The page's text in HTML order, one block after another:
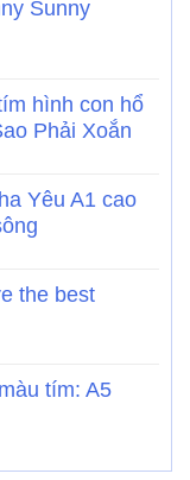
Sunny
hình con hổ
Phải Xoắn
Yêu A1 cao
the best
tím: A5